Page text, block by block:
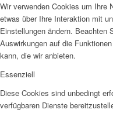
Wir verwenden Cookies um Ihre
etwas über Ihre Interaktion mit
Einstellungen ändern. Beachten
Auswirkungen auf die
kann, die wir anbieten.
Essenziell
Diese Cookies sind unbedingt
verfügbaren Dienste